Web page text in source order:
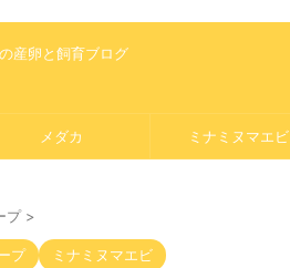
産卵と飼育ブログ
メダカ ミナミヌマエビ
プ >
プ ミナミヌマエビ